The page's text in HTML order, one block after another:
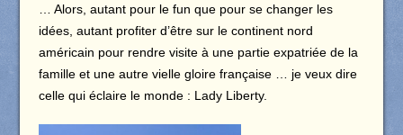
… Alors, autant pour le fun que pour se changer les
idées, autant profiter d’être sur le continent nord
américain pour rendre visite à une partie expatriée de la
famille et une autre vielle gloire française … je veux dire
celle qui éclaire le monde : Lady Liberty.